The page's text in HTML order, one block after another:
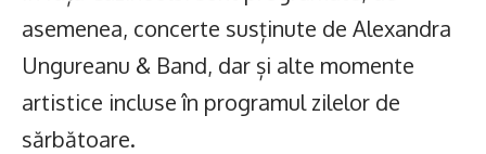
asemenea, concerte susținute de Alexandra
Ungureanu & Band, dar și alte momente
artistice incluse în programul zilelor de
sărbătoare.